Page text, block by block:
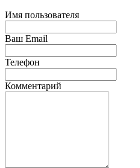
Имя пользователя
Ваш Email
Телефон
Комментарий